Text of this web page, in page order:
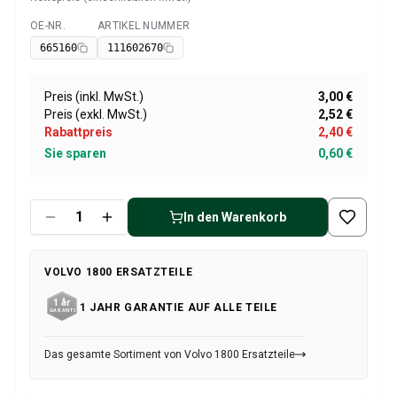
Volvo 1800 Bremsanlage
Volvo 1800 Kraftstoff-/Auspuffanlage
Volvo 1800 KarosserieErsatzteile
Volvo 1800 Kühlsystem
Volvo 1800 Motor Drosselklappengestänge
Volvo 1800 MotorErsatzteile
Volvo 1800 Elektrische Ausrüstung
Volvo 1800 InnenausstattungsErsatzteile
Volvo 1800 Heizungsanlage/Frischluft (1961-73)
Volvo 1800 Sonstiges
Volvo 140/164 Ersatzteile
Volvo 140/164 KarosserieErsatzteile
Volvo 140/164 Kühlsystem
Verfügbar
OE-NR.
665160
ARTIKEL NUMMER
111602670
Preis (inkl. MwSt.)
3,00 €
Preis (exkl. MwSt.)
2,52 €
Rabattpreis
2,40 €
Sie sparen
0,60 €
In den Warenkorb
VOLVO 1800 ERSATZTEILE
1 JAHR GARANTIE AUF ALLE TEILE
Das gesamte Sortiment von Volvo 1800 Ersatzteile